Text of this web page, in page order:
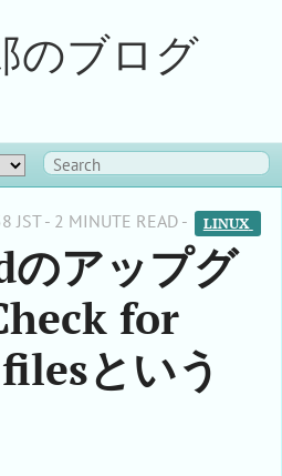
のブログ
- 2 MINUTE READ - LINUX
アップグ
for
という